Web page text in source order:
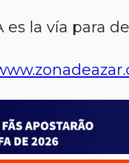
es la vía para